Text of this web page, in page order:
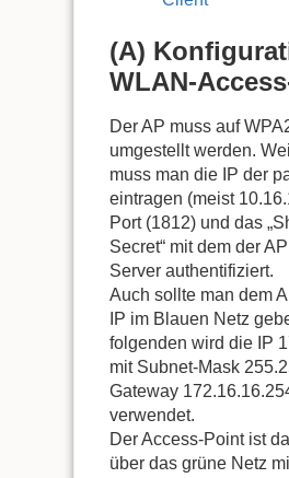
(A)
WLAN-
Der AP muss auf
umgestellt werden.
muss man die IP der
eintragen (meist
Port (1812) und das
Secret“ mit dem der
Server authentifiziert.
Auch sollte man dem
IP im Blauen Netz
folgenden wird die IP
mit Subnet-Mask
Gateway
verwendet.
Der Access-Point ist
über das grüne Netz